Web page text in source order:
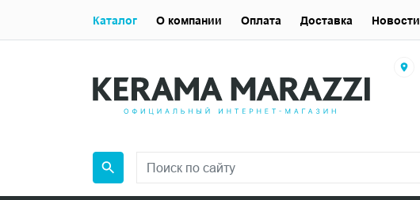
Каталог О компании Оплата Доставка Новости